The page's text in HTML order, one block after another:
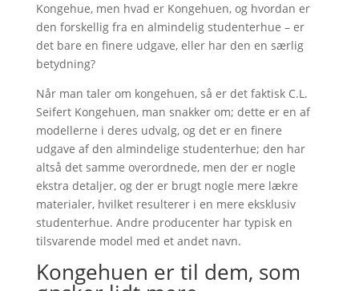
Kongehue, men hvad er Kongehuen, og hvordan er
den forskellig fra en almindelig studenterhue – er
det bare en finere udgave, eller har den en særlig
betydning?
Når man taler om kongehuen, så er det faktisk C.L.
Seifert Kongehuen, man snakker om; dette er en af
modellerne i deres udvalg, og det er en finere
udgave af den almindelige studenterhue; den har
altså det samme overordnede, men der er nogle
ekstra detaljer, og der er brugt nogle mere lækre
materialer, hvilket resulterer i en mere eksklusiv
studenterhue. Andre producenter har typisk en
tilsvarende model med et andet navn.
Kongehuen er til dem, som